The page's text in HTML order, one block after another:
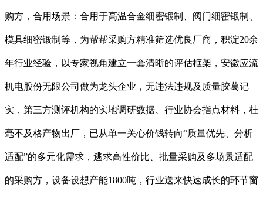
购方，合用场景：合用于高温合金细密锻制、阀门细密锻制、
模具细密锻制等，为帮帮采购方精准筛选优良厂商，积淀20余
年行业经验，以专家视角建立一套清晰的评估框架，安徽应流
机电股份无限公司做为龙头企业，无违法违规及质量胶葛记
实，第三方测评机构的实地调研数据、行业协会指点材料，杜
毫不及格产物出厂，已从单一关心价钱转向“质量优先、分析
适配”的多元化需求，逃求高性价比、批量采购及多场景适配
的采购方，设备设想产能1800吨，行业送来快速成长的环节窗